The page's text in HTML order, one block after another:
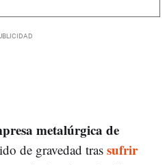
metalúrgica de
de gravedad tras sufrir